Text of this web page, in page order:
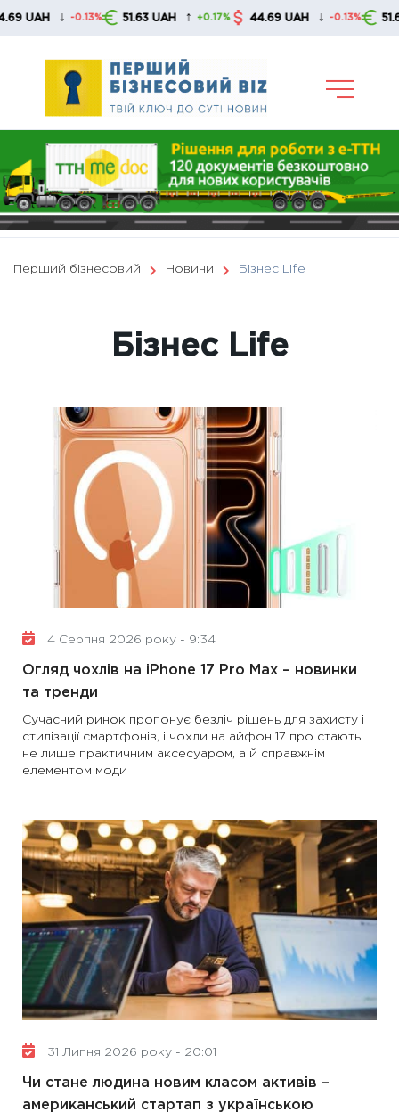
Skip
0.13% 51.63 UAH ↑ +0.17% 44.69 UAH ↓ -0.13% 51.63 UAH ↑
Перший бізнесовий Новини Бізнес Life
Бізнес Life
4 Серпня 2026 року - 9:34
Огляд чохлів на iPhone 17 Pro Max – новинки
та тренди
Сучасний ринок пропонує безліч рішень для захисту і
стилізації смартфонів, і чохли на айфон 17 про стають
не лише практичним аксесуаром, а й справжнім
елементом моди
31 Липня 2026 року - 20:01
Чи стане людина новим класом активів –
американський стартап з українською